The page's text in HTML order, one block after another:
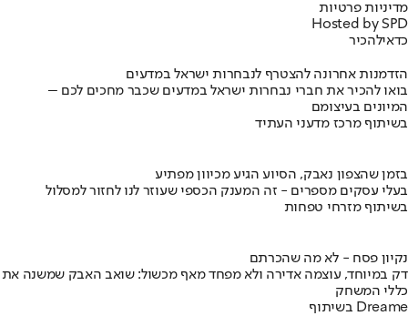
מדיניות פרטיות
Hosted by SPD
כדאילהכיר
הזדמנות אחרונה להצטרף לנבחרות ישראל במדעים
בואו להכיר את חברי נבחרות ישראל במדעים שכבר מחכים לכם –
המיונים בעיצומם
בשיתוף מרכז מדעני העתיד
בזמן שהצפון נאבק, הסיוע הגיע מכיוון מפתיע
בעלי עסקים מספרים - זה המענק הכספי שעוזר לנו לחזור למסלול
בשיתוף מזרחי טפחות
נקיון פסח - לא מה שהכרתם
דק במיוחד, עוצמה אדירה ולא מפחד מאף מכשול: שואב האבק שמשנה את
כללי המשחק
בשיתוף Dreame